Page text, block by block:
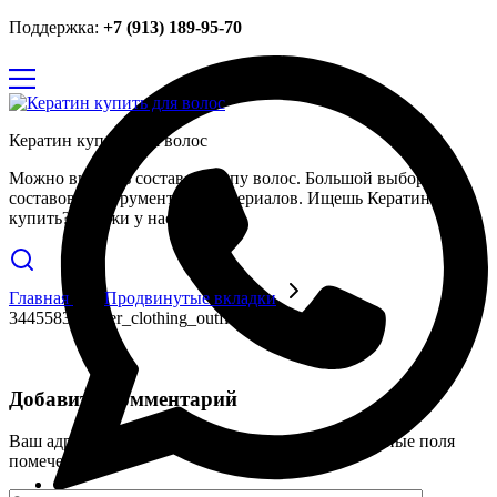
Поддержка: +7 (913) 189-95-70
Кератин купить для волос
Можно выбрать состав по типу волос. Большой выбор
составов, инструментов и материалов. Ищешь Кератин
купить? Закажи у нас.
Главная
Продвинутые вкладки
3445583_blazer_clothing_outfit_jacket_fashion_icon
Добавить комментарий
Ваш адрес email не будет опубликован.
Обязательные поля
помечены